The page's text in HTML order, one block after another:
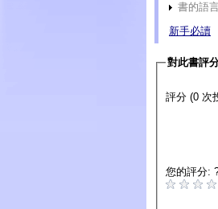
書的語
新手必讀
對此書評
評分 (0 次
您的評分: